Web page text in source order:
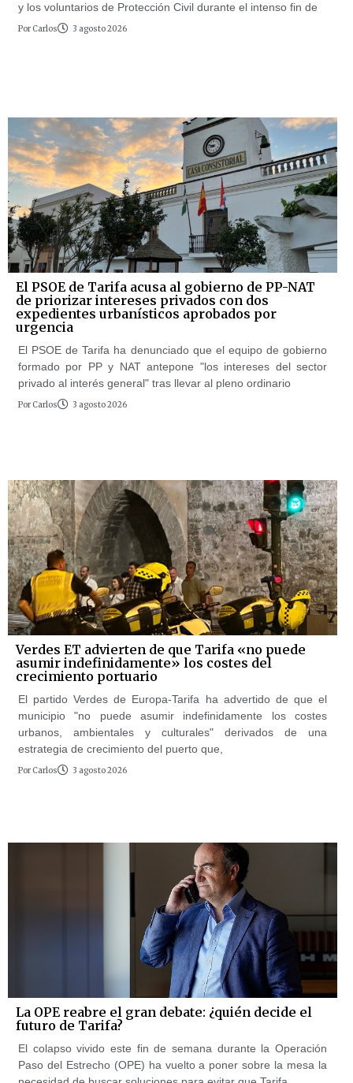
y los voluntarios de Protección Civil durante el intenso fin de
Por Carlos 3 agosto 2026
El PSOE de Tarifa acusa al gobierno de PP-NAT
de priorizar intereses privados con dos
expedientes urbanísticos aprobados por
urgencia
El PSOE de Tarifa ha denunciado que el equipo de gobierno
formado por PP y NAT antepone "los intereses del sector
privado al interés general" tras llevar al pleno ordinario
Por Carlos 3 agosto 2026
Verdes ET advierten de que Tarifa «no puede
asumir indefinidamente» los costes del
crecimiento portuario
El partido Verdes de Europa-Tarifa ha advertido de que el
municipio "no puede asumir indefinidamente los costes
urbanos, ambientales y culturales" derivados de una
estrategia de crecimiento del puerto que,
Por Carlos 3 agosto 2026
La OPE reabre el gran debate: ¿quién decide el
futuro de Tarifa?
El colapso vivido este fin de semana durante la Operación
Paso del Estrecho (OPE) ha vuelto a poner sobre la mesa la